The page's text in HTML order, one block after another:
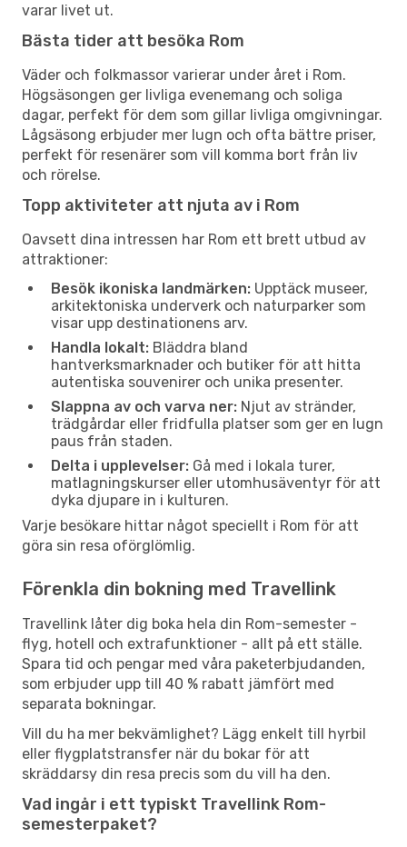
varar livet ut.
Bästa tider att besöka Rom
Väder och folkmassor varierar under året i Rom.
Högsäsongen ger livliga evenemang och soliga
dagar, perfekt för dem som gillar livliga omgivningar.
Lågsäsong erbjuder mer lugn och ofta bättre priser,
perfekt för resenärer som vill komma bort från liv
och rörelse.
Topp aktiviteter att njuta av i Rom
Oavsett dina intressen har Rom ett brett utbud av
attraktioner:
Besök ikoniska landmärken: Upptäck museer,
arkitektoniska underverk och naturparker som
visar upp destinationens arv.
Handla lokalt: Bläddra bland
hantverksmarknader och butiker för att hitta
autentiska souvenirer och unika presenter.
Slappna av och varva ner: Njut av stränder,
trädgårdar eller fridfulla platser som ger en lugn
paus från staden.
Delta i upplevelser: Gå med i lokala turer,
matlagningskurser eller utomhusäventyr för att
dyka djupare in i kulturen.
Varje besökare hittar något speciellt i Rom för att
göra sin resa oförglömlig.
Förenkla din bokning med Travellink
Travellink låter dig boka hela din Rom-semester -
flyg, hotell och extrafunktioner - allt på ett ställe.
Spara tid och pengar med våra paketerbjudanden,
som erbjuder upp till 40 % rabatt jämfört med
separata bokningar.
Vill du ha mer bekvämlighet? Lägg enkelt till hyrbil
eller flygplatstransfer när du bokar för att
skräddarsy din resa precis som du vill ha den.
Vad ingår i ett typiskt Travellink Rom-
semesterpaket?